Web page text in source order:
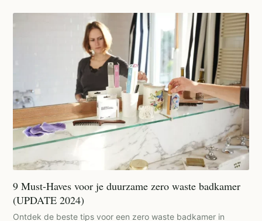
9 Must-Haves voor je duurzame zero waste badkamer
(UPDATE 2024)
Ontdek de beste tips voor een zero waste badkamer in